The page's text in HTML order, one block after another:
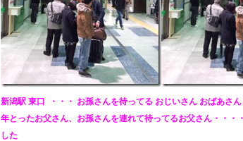
新潟駅 東口 ・・・ お孫さんを待ってる おじいさん おばあさ
年とったお父さん、お孫さんを連れて待ってるお父さん・・・
した